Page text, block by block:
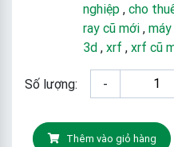
nghiệp , cho
ray cũ mới ,
3d , xrf , xrf cũ
Số lượng: -
Thêm vào giỏ hàng